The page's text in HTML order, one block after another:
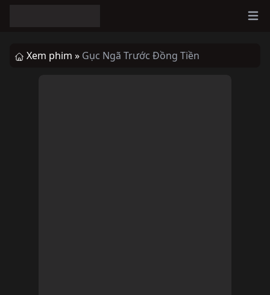
Xem phim » Gục Ngã Trước Đồng Tiền